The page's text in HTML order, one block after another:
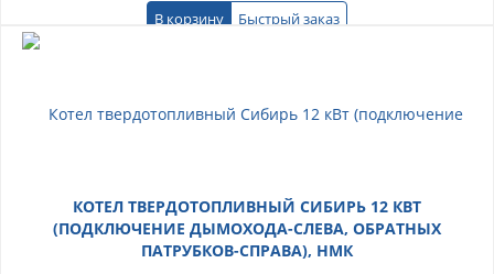
В корзину Быстрый заказ
КОТЕЛ ТВЕРДОТОПЛИВНЫЙ СИБИРЬ 12 КВТ
(ПОДКЛЮЧЕНИЕ ДЫМОХОДА-СЛЕВА, ОБРАТНЫХ
ПАТРУБКОВ-СПРАВА), НМК